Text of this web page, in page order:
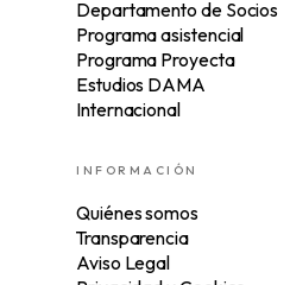
Departamento de Socios
Programa asistencial
Programa Proyecta
Estudios DAMA
Internacional
INFORMACIÓN
Quiénes somos
Transparencia
Aviso Legal